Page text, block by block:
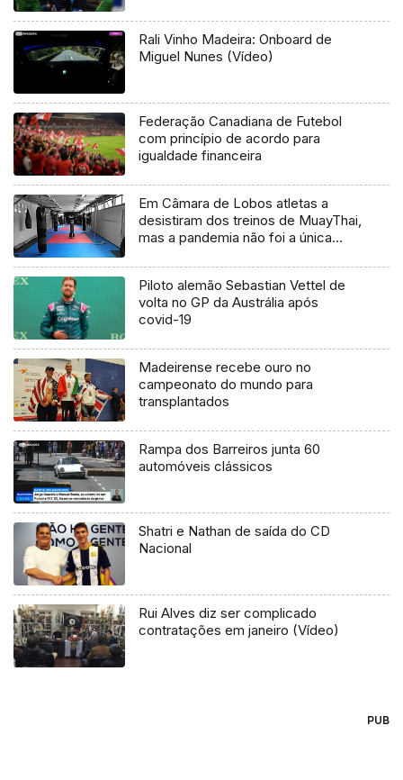
Rali Vinho Madeira: Onboard de
Miguel Nunes (Vídeo)
Federação Canadiana de Futebol
com princípio de acordo para
igualdade financeira
Em Câmara de Lobos atletas a
desistiram dos treinos de MuayThai,
mas a pandemia não foi a única
Piloto alemão Sebastian Vettel de
volta no GP da Austrália após
covid-19
Madeirense recebe ouro no
campeonato do mundo para
transplantados
Rampa dos Barreiros junta 60
automóveis clássicos
Shatri e Nathan de saída do CD
Nacional
Rui Alves diz ser complicado
contratações em janeiro (Vídeo)
PUB